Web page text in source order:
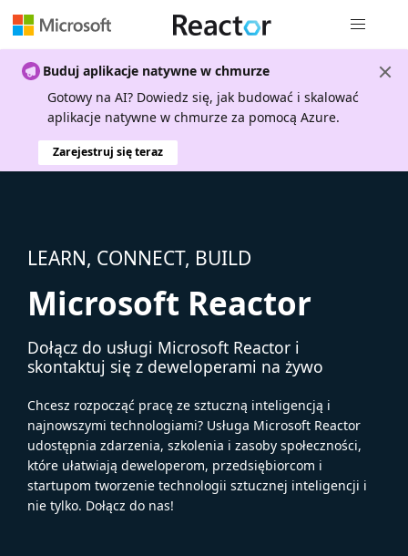
Buduj aplikacje natywne w chmurze
Gotowy na AI? Dowiedz się, jak budować i skalować
aplikacje natywne w chmurze za pomocą Azure.
Zarejestruj się teraz
LEARN, CONNECT, BUILD
Microsoft Reactor
Dołącz do usługi Microsoft Reactor i
skontaktuj się z deweloperami na żywo
Chcesz rozpocząć pracę ze sztuczną inteligencją i
najnowszymi technologiami? Usługa Microsoft Reactor
udostępnia zdarzenia, szkolenia i zasoby społeczności,
które ułatwiają deweloperom, przedsiębiorcom i
startupom tworzenie technologii sztucznej inteligencji i
nie tylko. Dołącz do nas!